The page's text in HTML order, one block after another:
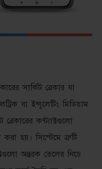
সার্কিট ব্রেকার যা
বা ইন্সুলেটিং মিডিয়াম
কন্ট্যাক্টগুলো
হয়। সিস্টেমে ত্রুটি
অন্তরক তেলের নিচে